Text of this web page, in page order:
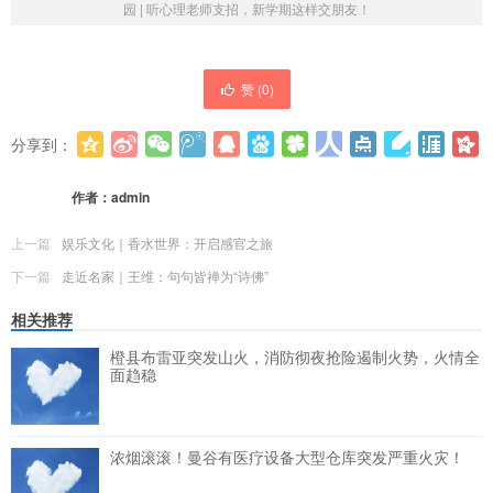
园 | 听心理老师支招，新学期这样交朋友！
赞 (0)
分享到：
作者： admin
上一篇
娱乐文化｜香水世界：开启感官之旅
下一篇
走近名家｜王维：句句皆禅为“诗佛”
相关推荐
橙县布雷亚突发山火，消防彻夜抢险遏制火势，火情全
面趋稳
浓烟滚滚！曼谷有医疗设备大型仓库突发严重火灾！